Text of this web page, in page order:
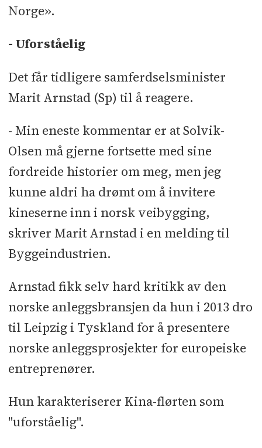
Norge».
- Uforståelig
Det får tidligere samferdselsminister
Marit Arnstad (Sp) til å reagere.
- Min eneste kommentar er at Solvik-
Olsen må gjerne fortsette med sine
fordreide historier om meg, men jeg
kunne aldri ha drømt om å invitere
kineserne inn i norsk veibygging,
skriver Marit Arnstad i en melding til
Byggeindustrien.
Arnstad fikk selv hard kritikk av den
norske anleggsbransjen da hun i 2013 dro
til Leipzig i Tyskland for å presentere
norske anleggsprosjekter for europeiske
entreprenører.
Hun karakteriserer Kina-flørten som
"uforståelig".